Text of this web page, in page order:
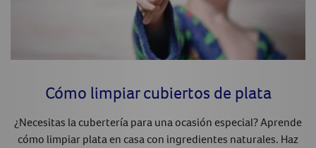
Cómo limpiar cubiertos de plata
¿Necesitas la cubertería para una ocasión especial? Aprende
cómo limpiar plata en casa con ingredientes naturales. Haz